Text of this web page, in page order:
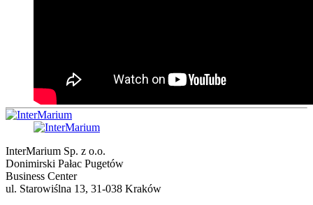
InterMarium Sp. z o.o.
Donimirski Pałac Pugetów
Business Center
ul. Starowiślna 13, 31-038 Kraków